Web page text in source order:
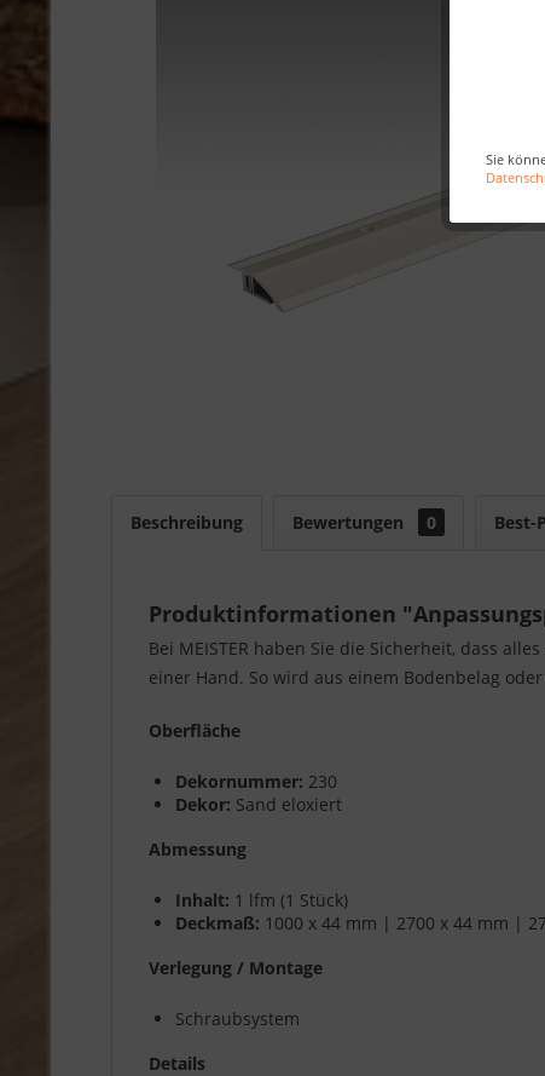
Sie
Beschreibung Bewertungen 0 Best-
Produktinformationen
Bei MEISTER haben Sie die Sicherheit, dass
einer Hand. So wird aus einem Bodenbelag
Oberfläche
Dekornummer: 230
Dekor: Sand eloxiert
Abmessung
Inhalt: 1 lfm (1 Stück)
Deckmaß: 1000 x 44 mm | 2700 x 44 mm |
Verlegung / Montage
Schraubsystem
Details